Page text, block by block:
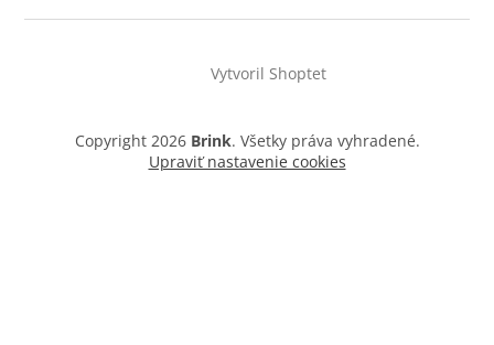
Vytvoril Shoptet
Copyright 2026 Brink. Všetky práva vyhradené.
Upraviť nastavenie cookies